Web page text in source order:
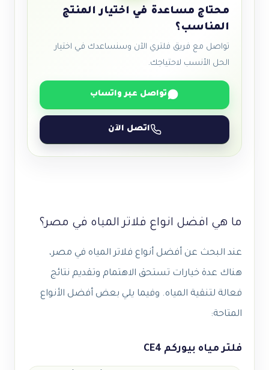
محتاج مساعدة في اختيار المنتج
المناسب؟
تواصل مع فريق فلتري الآن وسنساعدك في اختيار
الحل الأنسب لاحتياجك.
تواصل عبر واتساب
اتصل الآن
ما هي افضل انواع فلاتر المياه في مصر؟
عند البحث عن أفضل أنواع فلاتر المياه في مصر،
هناك عدة خيارات تستحق الاهتمام وتقديم نتائج
فعالة لتنقية المياه. وفيما يلي بعض أفضل الأنواع
المتاحة:
فلتر مياه بيوركم CE4